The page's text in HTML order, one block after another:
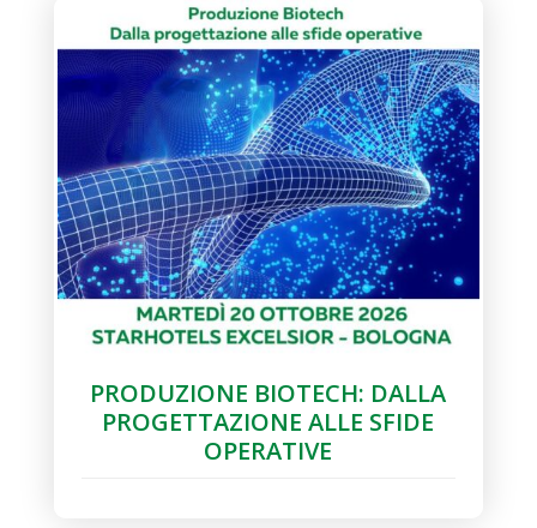
PRODUZIONE BIOTECH: DALLA
PROGETTAZIONE ALLE SFIDE
OPERATIVE